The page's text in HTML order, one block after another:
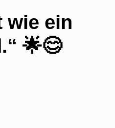
wie ein
🌟😊